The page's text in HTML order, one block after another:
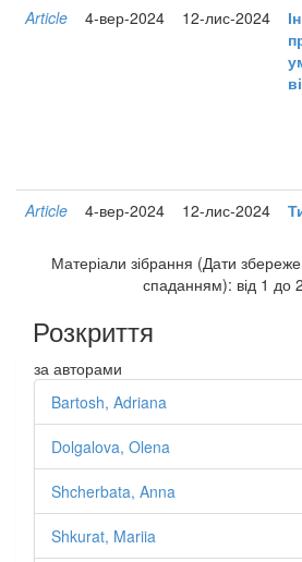
Article 4-вер-2024 12-лис-2024
Article 4-вер-2024 12-лис-2024
Матеріали зібрання (Дати
спаданням): від 1 до
Розкриття
за авторами
Bartosh, Adriana
Dolgalova, Olena
Shcherbata, Anna
Shkurat, Mariia